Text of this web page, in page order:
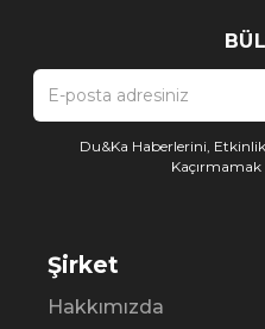
Du&Ka Haberlerini,
Şirket
Hakkımızda